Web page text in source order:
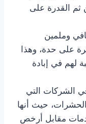
ثم القدرة على
وملمين
على حدة، وهذا
لهم في إبادة
الشركات التي
حيث أنها
مقابل أرخص